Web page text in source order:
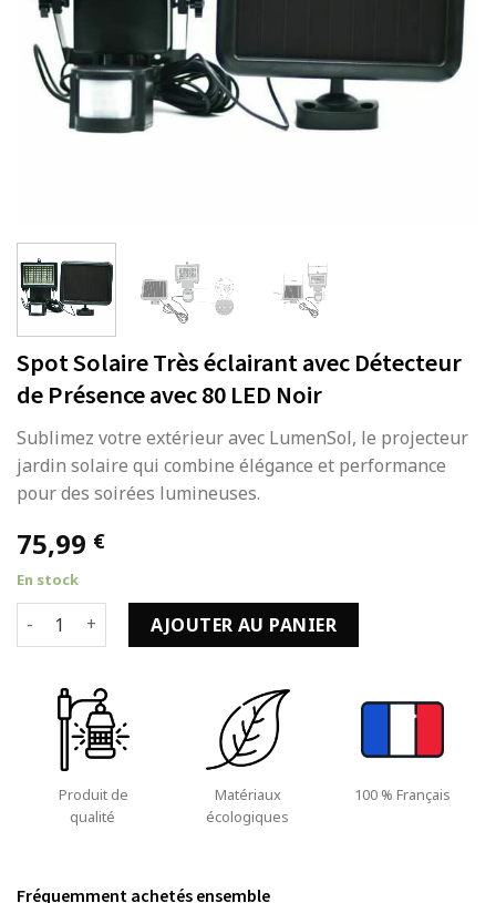
Spot Solaire Très éclairant avec Détecteur
de Présence avec 80 LED Noir
Sublimez votre extérieur avec LumenSol, le projecteur
jardin solaire qui combine élégance et performance
pour des soirées lumineuses.
75,99 €
En stock
quantité de Spot Solaire Très éclairant avec Détecteur de
AJOUTER AU PANIER
Produit de
qualité
Matériaux
écologiques
100 % Français
Fréquemment achetés ensemble